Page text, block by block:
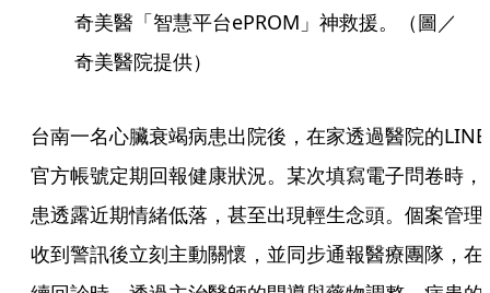
奇美醫「智慧平台ePROM」神救援。（圖／
奇美醫院提供）
台南一名心臟衰竭病患出院後，在家透過醫院的LINE
官方帳號定期回報健康狀況。某次填寫電子問卷時，
患透露近期情緒低落，甚至出現輕生念頭。個案管理
收到警訊後立刻主動關懷，並同步通報醫療團隊，在